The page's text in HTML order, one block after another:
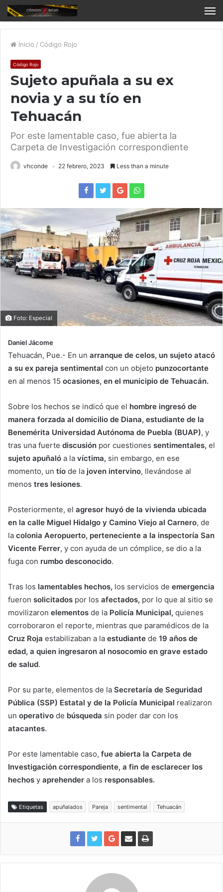
Inicio / Código Rojo
Código Rojo
Sujeto apuñala a su ex
novia y a su tío en
Tehuacán
Por este lamentable caso, fue abierta la
Carpeta de Investigación correspondiente
vhconde 22 febrero, 2023 Less than a minute
Foto: Especial
Daniel Jácome
Tehuacán, Pue.- En un arranque de celos, un sujeto atacó
a su ex pareja sentimental con un objeto punzocortante
en al menos 15 ocasiones, en el municipio de Tehuacán.
Sobre los hechos se indicó que el hombre ingresó de
manera forzada al domicilio de Diana, estudiante de la
Benemérita Universidad Autónoma de Puebla (BUAP), y
tras una fuerte discusión por cuestiones sentimentales, el
sujeto apuñaló a la víctima, sin embargo, en ese
momento, un tío de la joven intervino, llevándose al
menos tres lesiones.
Posteriormente, el agresor huyó de la vivienda ubicada
en la calle Miguel Hidalgo y Camino Viejo al Carnero, de
la colonia Aeropuerto, perteneciente a la inspectoría San
Vicente Ferrer, y con ayuda de un cómplice, se dio a la
fuga con rumbo desconocido.
Tras los lamentables hechos, los servicios de emergencia
fueron solicitados por los afectados, por lo que al sitio se
movilizaron elementos de la Policía Municipal, quienes
corroboraron el reporte, mientras que paramédicos de la
Cruz Roja estabilizaban a la estudiante de 19 años de
edad, a quien ingresaron al nosocomio en grave estado
de salud.
Por su parte, elementos de la Secretaría de Seguridad
Pública (SSP) Estatal y de la Policía Municipal realizaron
un operativo de búsqueda sin poder dar con los
atacantes.
Por este lamentable caso, fue abierta la Carpeta de
Investigación correspondiente, a fin de esclarecer los
hechos y aprehender a los responsables.
Etiquetas apuñalados Pareja sentimental Tehuacán